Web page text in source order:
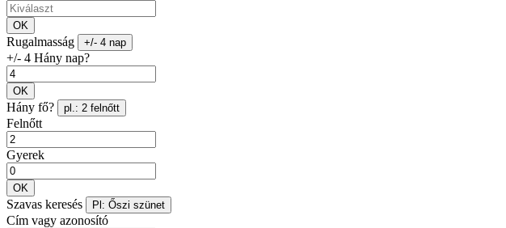
OK
Rugalmasság +/- 4 nap
+/- 4 Hány nap?
OK
Hány fő? pl.: 2 felnőtt
Felnőtt
Gyerek
OK
Szavas keresés Pl: Őszi szünet
Cím vagy azonosító